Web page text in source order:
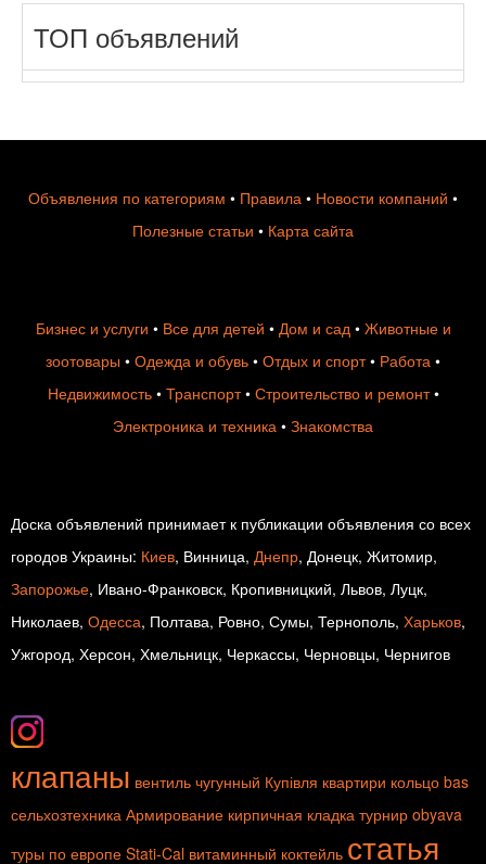
ТОП объявлений
Объявления по категориям • Правила • Новости компаний •
Полезные статьи • Карта сайта
Бизнес и услуги • Все для детей • Дом и сад• Животные и
зоотовары • Одежда и обувь • Отдых и спорт• Работа •
Недвижимость• Транспорт• Строительство и ремонт•
Электроника и техника • Знакомства
Доска объявлений принимает к публикации объявления со всех
городов Украины: Киев, Винница, Днепр, Донецк, Житомир,
Запорожье, Ивано-Франковск, Кропивницкий, Львов, Луцк,
Николаев, Одесса, Полтава, Ровно, Сумы, Тернополь, Харьков,
Ужгород, Херсон, Хмельницк, Черкассы, Черновцы, Чернигов
клапаны вентиль чугунный Купівля квартири кольцо bas
сельхозтехника Армирование кирпичная кладка турнир obyava
туры по европе Stati-Cal витаминный коктейль статья